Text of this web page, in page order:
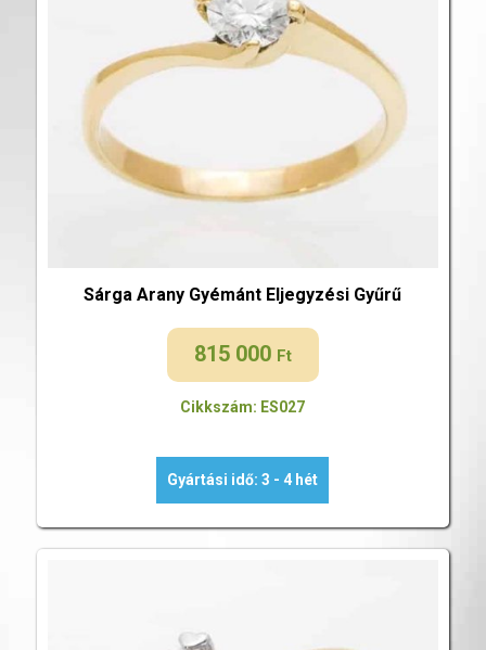
Sárga Arany Gyémánt Eljegyzési Gyűrű
815 000 Ft
Cikkszám: ES027
Gyártási idő: 3 - 4 hét